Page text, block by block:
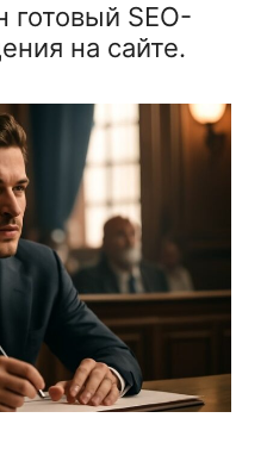
готовый SEO-
на сайте.